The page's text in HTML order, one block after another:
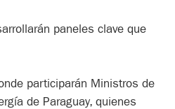
paneles clave que
participarán Ministros de
de Paraguay, quienes